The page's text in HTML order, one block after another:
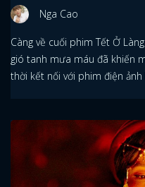
Nga Cao
Càng về cuối phim Tết Ở
gió tanh mưa máu đã khiến
thời kết nối với phim điện ảnh